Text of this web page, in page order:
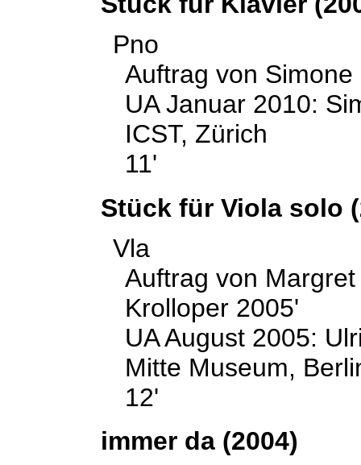
Pno
Auftrag von Simone
UA Januar 2010:
ICST, Zürich
11'
Stück für Viola solo
Vla
Auftrag von
Krolloper 2005'
UA August 2005:
Mitte Museum,
12'
immer da (2004)